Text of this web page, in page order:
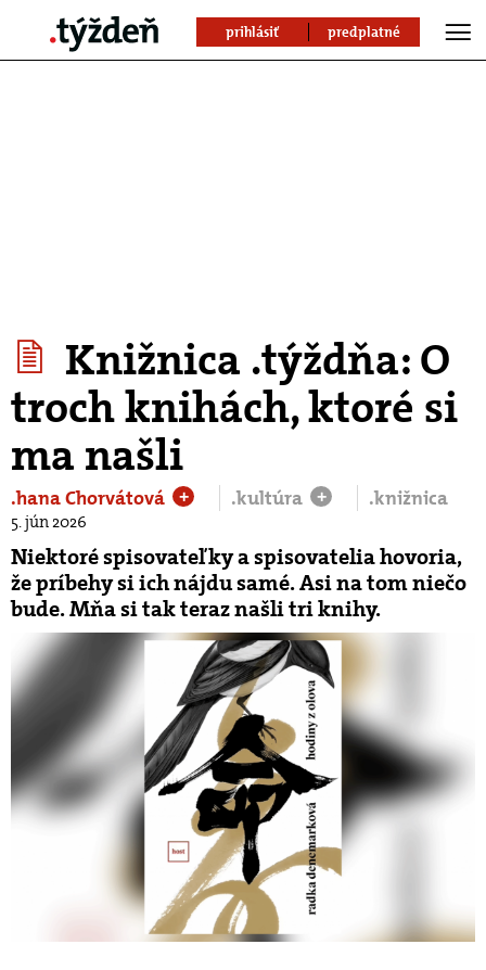
prihlásiť predplatné
Knižnica .týždňa: O
troch knihách, ktoré si
ma našli
.hana Chorvátová + .kultúra + .knižnica
5. jún 2026
Niektoré spisovateľky a spisovatelia hovoria,
že príbehy si ich nájdu samé. Asi na tom niečo
bude. Mňa si tak teraz našli tri knihy.